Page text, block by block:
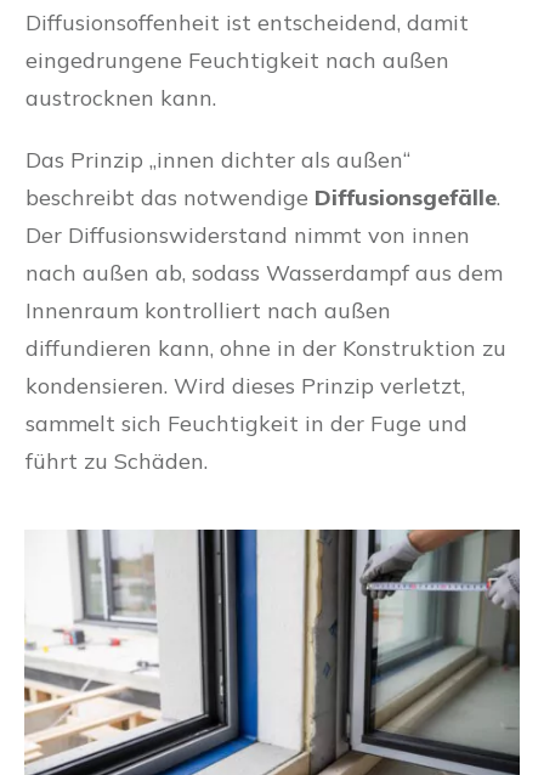
Diffusionsoffenheit ist entscheidend, damit
eingedrungene Feuchtigkeit nach außen
austrocknen kann.
Das Prinzip „innen dichter als außen“
beschreibt das notwendige Diffusionsgefälle.
Der Diffusionswiderstand nimmt von innen
nach außen ab, sodass Wasserdampf aus dem
Innenraum kontrolliert nach außen
diffundieren kann, ohne in der Konstruktion zu
kondensieren. Wird dieses Prinzip verletzt,
sammelt sich Feuchtigkeit in der Fuge und
führt zu Schäden.